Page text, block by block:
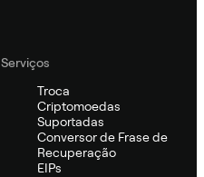
Serviços
Troca
Criptomoedas
Suportadas
Conversor de Frase de
Recuperação
EIPs